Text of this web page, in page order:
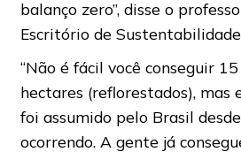
balanço zero”, disse o
Escritório de
“Não é fácil você conseguir
hectares (reflorestados), mas
foi assumido pelo Brasil
ocorrendo. A gente já